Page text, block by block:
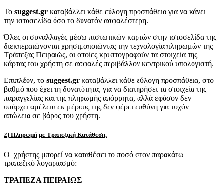
Το suggest.gr καταβάλλει κάθε εύλογη προσπάθεια για να κάνει
την ιστοσελίδα όσο το δυνατόν ασφαλέστερη.
Όλες οι συναλλαγές μέσω πιστωτικών καρτών στην ιστοσελίδα της
διεκπεραιώνονται χρησιμοποιώντας την τεχνολογία πληρωμών της
Τράπεζας Πειραιώς, οι οποίες κρυπτογραφούν τα στοιχεία της
κάρτας του χρήστη σε ασφαλές περιβάλλον κεντρικού υπολογιστή.
Επιπλέον, το suggest.gr καταβάλλει κάθε εύλογη προσπάθεια, στο
βαθμό που έχει τη δυνατότητα, για να διατηρήσει τα στοιχεία της
παραγγελίας και της πληρωμής απόρρητα, αλλά εφόσον δεν
υπάρχει αμέλεια εκ μέρους της δεν φέρει ευθύνη για τυχόν
απώλεια σε βάρος του χρήστη.
2) Πληρωμή με Τραπεζική Κατάθεση.
Ο χρήστης μπορεί να καταθέσει το ποσό στον παρακάτω
τραπεζικό λογαριασμό:
ΤΡΑΠΕΖΑ ΠΕΙΡΑΙΩΣ